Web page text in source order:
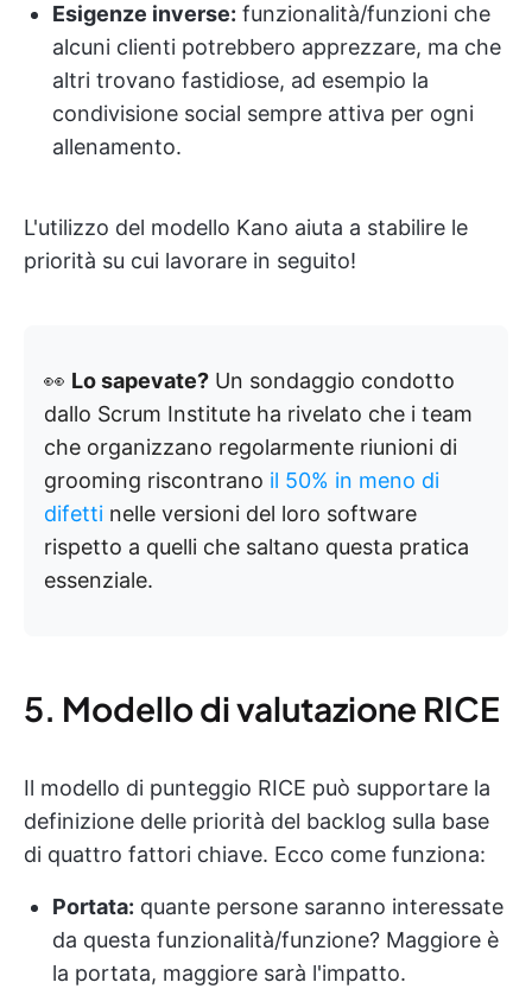
Esigenze inverse: funzionalità/funzioni che
alcuni clienti potrebbero apprezzare, ma che
altri trovano fastidiose, ad esempio la
condivisione social sempre attiva per ogni
allenamento.
L'utilizzo del modello Kano aiuta a stabilire le
priorità su cui lavorare in seguito!
👀 Lo sapevate? Un sondaggio condotto
dallo Scrum Institute ha rivelato che i team
che organizzano regolarmente riunioni di
grooming riscontrano il 50% in meno di
difetti nelle versioni del loro software
rispetto a quelli che saltano questa pratica
essenziale.
5. Modello di valutazione RICE
Il modello di punteggio RICE può supportare la
definizione delle priorità del backlog sulla base
di quattro fattori chiave. Ecco come funziona:
Portata: quante persone saranno interessate
da questa funzionalità/funzione? Maggiore è
la portata, maggiore sarà l'impatto.